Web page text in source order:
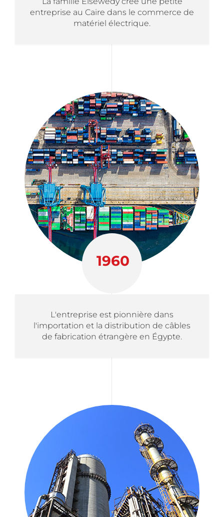
entreprise au Caire dans le commerce de
matériel électrique.
1960
L'entreprise est pionnière dans
l'importation et la distribution de câbles
de fabrication étrangère en Égypte.